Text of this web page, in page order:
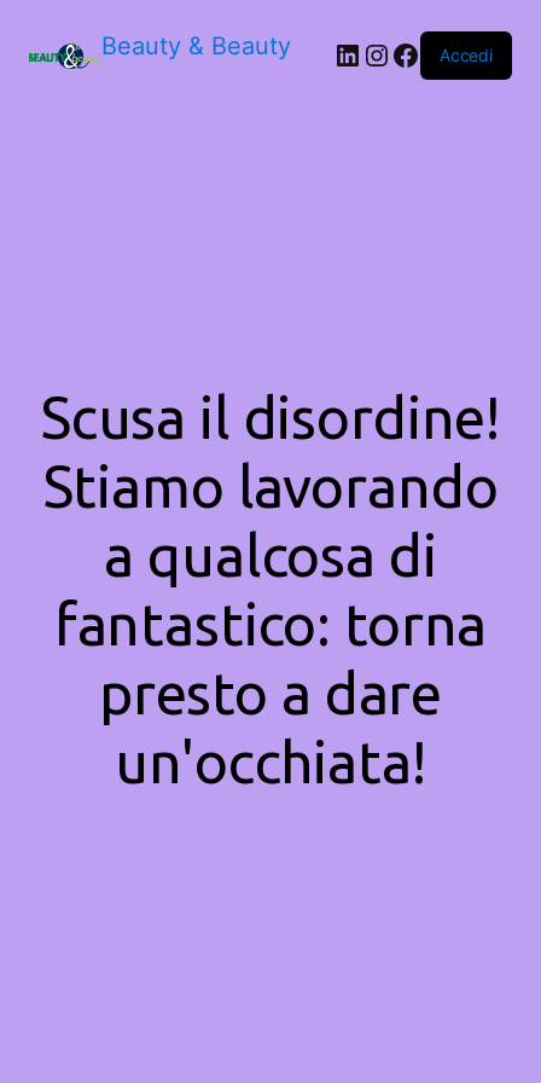
Beauty & Beauty LinkedIn
Instagram
Facebook
Accedi
Scusa il disordine!
Stiamo lavorando
a qualcosa di
fantastico: torna
presto a dare
un'occhiata!